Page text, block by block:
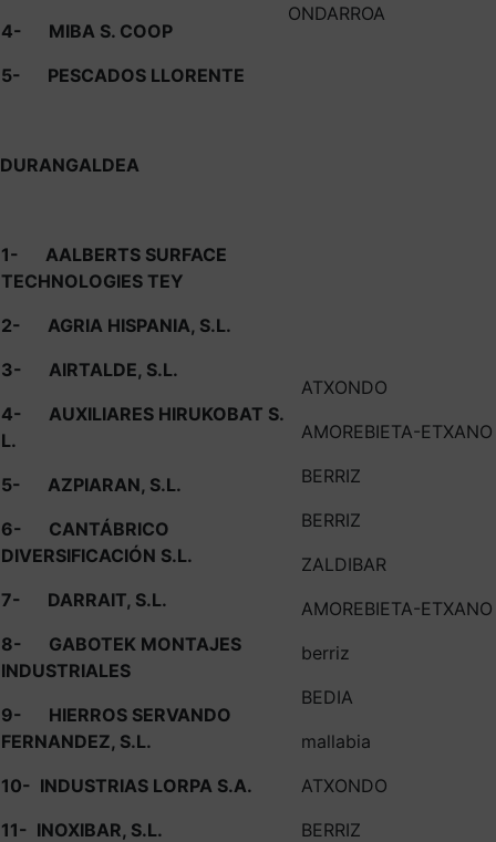
4- MIBA S. COOP
5- PESCADOS LLORENTE
ONDARROA
DURANGALDEA
1- AALBERTS SURFACE
TECHNOLOGIES TEY
2- AGRIA HISPANIA, S.L.
3- AIRTALDE, S.L.
4- AUXILIARES HIRUKOBAT S.
L.
5- AZPIARAN, S.L.
6- CANTÁBRICO
DIVERSIFICACIÓN S.L.
7- DARRAIT, S.L.
8- GABOTEK MONTAJES
INDUSTRIALES
9- HIERROS SERVANDO
FERNANDEZ, S.L.
10- INDUSTRIAS LORPA S.A.
11- INOXIBAR, S.L.
ATXONDO
AMOREBIETA-ETXANO
BERRIZ
BERRIZ
ZALDIBAR
AMOREBIETA-ETXANO
berriz
BEDIA
mallabia
ATXONDO
BERRIZ